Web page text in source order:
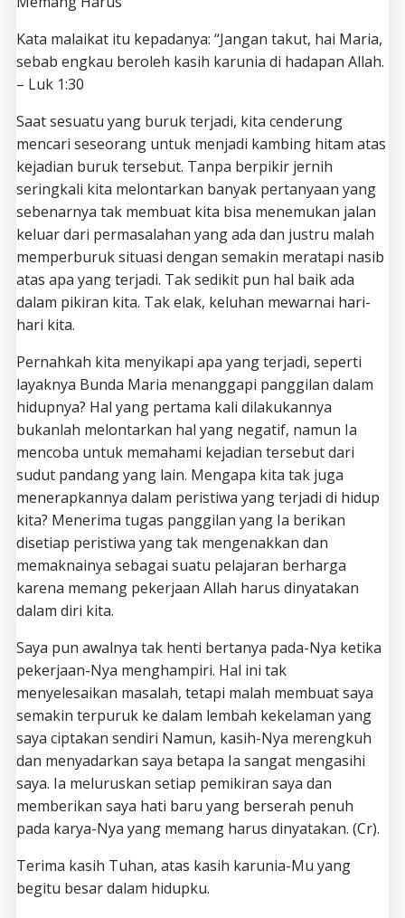
Kata malaikat itu kepadanya: “Jangan takut, hai Maria,
sebab engkau beroleh kasih karunia di hadapan Allah.
– Luk 1:30
Saat sesuatu yang buruk terjadi, kita cenderung
mencari seseorang untuk menjadi kambing hitam atas
kejadian buruk tersebut. Tanpa berpikir jernih
seringkali kita melontarkan banyak pertanyaan yang
sebenarnya tak membuat kita bisa menemukan jalan
keluar dari permasalahan yang ada dan justru malah
memperburuk situasi dengan semakin meratapi nasib
atas apa yang terjadi. Tak sedikit pun hal baik ada
dalam pikiran kita. Tak elak, keluhan mewarnai hari-
hari kita.
Pernahkah kita menyikapi apa yang terjadi, seperti
layaknya Bunda Maria menanggapi panggilan dalam
hidupnya? Hal yang pertama kali dilakukannya
bukanlah melontarkan hal yang negatif, namun Ia
mencoba untuk memahami kejadian tersebut dari
sudut pandang yang lain. Mengapa kita tak juga
menerapkannya dalam peristiwa yang terjadi di hidup
kita? Menerima tugas panggilan yang Ia berikan
disetiap peristiwa yang tak mengenakkan dan
memaknainya sebagai suatu pelajaran berharga
karena memang pekerjaan Allah harus dinyatakan
dalam diri kita.
Saya pun awalnya tak henti bertanya pada-Nya ketika
pekerjaan-Nya menghampiri. Hal ini tak
menyelesaikan masalah, tetapi malah membuat saya
semakin terpuruk ke dalam lembah kekelaman yang
saya ciptakan sendiri Namun, kasih-Nya merengkuh
dan menyadarkan saya betapa Ia sangat mengasihi
saya. Ia meluruskan setiap pemikiran saya dan
memberikan saya hati baru yang berserah penuh
pada karya-Nya yang memang harus dinyatakan. (Cr).
Terima kasih Tuhan, atas kasih karunia-Mu yang
begitu besar dalam hidupku.